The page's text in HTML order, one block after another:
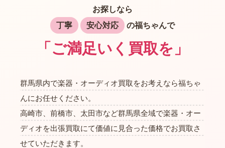
お探しなら
丁寧
安心対応 の福ちゃんで
「ご満足いく買取を」
群馬県内で楽器・オーディオ買取をお考えなら福ちゃ
んにお任せください。
高崎市、前橋市、太田市など群馬県全域で楽器・オー
ディオを出張買取にて価値に見合った価格でお買取さ
せていただきます。